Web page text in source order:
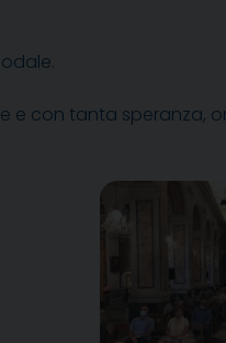
con tanta speranza,